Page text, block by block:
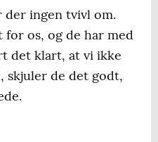
der ingen tvivl om.
for os, og de har med
det klart, at vi ikke
skjuler de det godt,